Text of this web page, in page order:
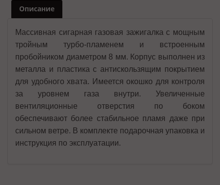
Описание
Массивная сигарная газовая зажигалка с мощным
тройным турбо-пламенем и встроенным
пробойником диаметром 8 мм. Корпус выполнен из
металла и пластика с антискользящим покрытием
для удобного хвата. Имеется окошко для контроля
за уровнем газа внутри. Увеличенные
вентиляционные отверстия по боком
обеспечивают более стабильное пламя даже при
сильном ветре. В комплекте подарочная упаковка и
инструкция по эксплуатации.